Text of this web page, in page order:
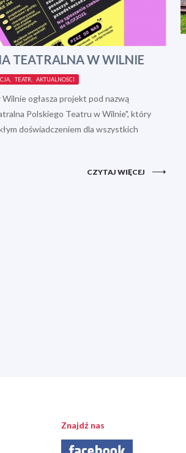
TEATRALNA W WILNIE
TEATR, AKTUALNOŚCI
ogłasza projekt pod nazwą
Polskiego Teatru w Wilnie", który
doświadczeniem dla wszystkich
CZYTAJ WIĘCEJ
Znajdź nas